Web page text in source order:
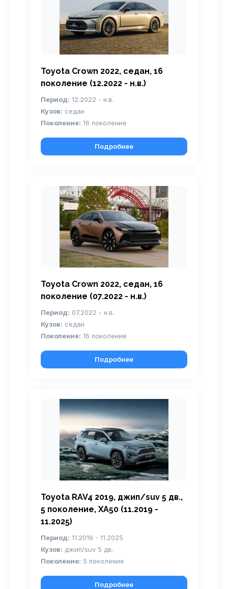
Toyota Crown 2022, седан, 16
поколение (12.2022 - н.в.)
Период: 12.2022 - н.в.
Кузов: седан
Поколение: 16 поколение
Подробнее
Toyota Crown 2022, седан, 16
поколение (07.2022 - н.в.)
Период: 07.2022 - н.в.
Кузов: седан
Поколение: 16 поколение
Подробнее
Toyota RAV4 2019, джип/suv 5 дв.,
5 поколение, XA50 (11.2019 -
11.2025)
Период: 11.2019 - 11.2025
Кузов: джип/suv 5 дв.
Поколение: 5 поколение
Подробнее